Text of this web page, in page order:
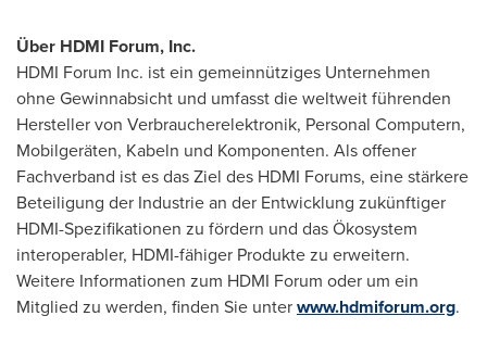
Über HDMI Forum, Inc.
HDMI Forum Inc. ist ein gemeinnütziges Unternehmen
ohne Gewinnabsicht und umfasst die weltweit führenden
Hersteller von Verbraucherelektronik, Personal Computern,
Mobilgeräten, Kabeln und Komponenten. Als offener
Fachverband ist es das Ziel des HDMI Forums, eine stärkere
Beteiligung der Industrie an der Entwicklung zukünftiger
HDMI-Spezifikationen zu fördern und das Ökosystem
interoperabler, HDMI-fähiger Produkte zu erweitern.
Weitere Informationen zum HDMI Forum oder um ein
Mitglied zu werden, finden Sie unterwww.hdmiforum.org.